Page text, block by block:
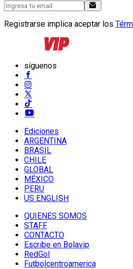
Registrarse implica aceptar los
síguenos
Ediciones
ARGENTINA
BRASIL
CHILE
GLOBAL
MÉXICO
PERU
US ENGLISH
QUIENES SOMOS
STAFF
CONTACTO
Escribe en Bolavip
RedGol
Futbolcentroamerica